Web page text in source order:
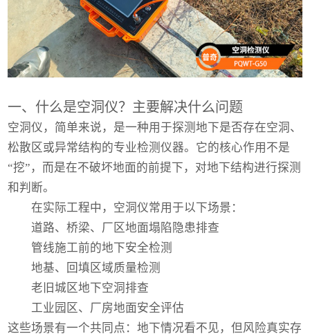
一、什么是空洞仪？主要解决什么问题
空洞仪，简单来说，是一种用于探测地下是否存在空洞、
松散区或异常结构的专业检测仪器。它的核心作用不是
“挖”，而是在不破坏地面的前提下，对地下结构进行探测
和判断。
在实际工程中，空洞仪常用于以下场景：
道路、桥梁、厂区地面塌陷隐患排查
管线施工前的地下安全检测
地基、回填区域质量检测
老旧城区地下空洞排查
工业园区、厂房地面安全评估
这些场景有一个共同点：地下情况看不见，但风险真实存